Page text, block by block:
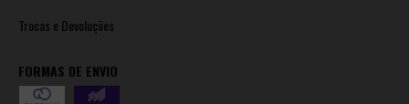
Trocas e Devoluções
FORMAS DE ENVIO